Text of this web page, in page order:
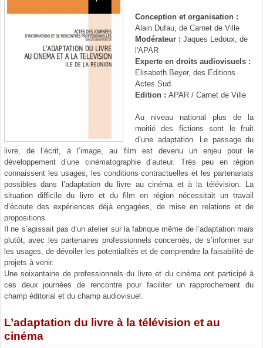
Conception et organisation :
Alain Dufau, de Carnet de Ville
Modérateur : Jaques Ledoux, de
l'APAR
Experte en droits audiovisuels :
Elisabeth Beyer, des Editions
Actes Sud
Edition : APAR / Carnet de Ville
Au niveau national plus de la
moitié des fictions sont le fruit
d’une adaptation. Le passage du
livre, de l’écrit, à l’image, au film est devenu un enjeu pour le
développement d’une cinématographie d’auteur. Très peu en région
connaissent les usages, les conditions contractuelles et les partenariats
possibles dans l’adaptation du livre au cinéma et à la télévision. La
situation difficile du livre et du film en région nécessitait un travail
d’écoute des expériences déjà engagées, de mise en relations et de
propositions.
Il ne s’agissait pas d’un atelier sur la fabrique même de l’adaptation mais
plutôt, avec les partenaires professionnels concernés, de s’informer sur
les usages, de dévoiler les potentialités et de comprendre la faisabilité de
projets à venir.
Une soixantaine de professionnels du livre et du cinéma ont participé à
ces deux journées de rencontre pour faciliter un rapprochement du
champ éditorial et du champ audiovisuel.
L’adaptation du livre à la télévision et au
cinéma